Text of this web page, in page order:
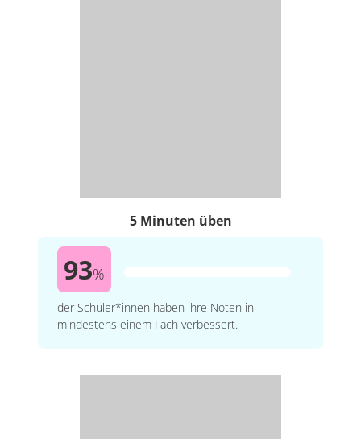
5 Minuten üben
93%
der Schüler*innen haben ihre Noten in
mindestens einem Fach verbessert.